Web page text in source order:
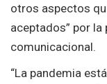
otros aspectos
aceptados” por la
comunicacional.
“La pandemia